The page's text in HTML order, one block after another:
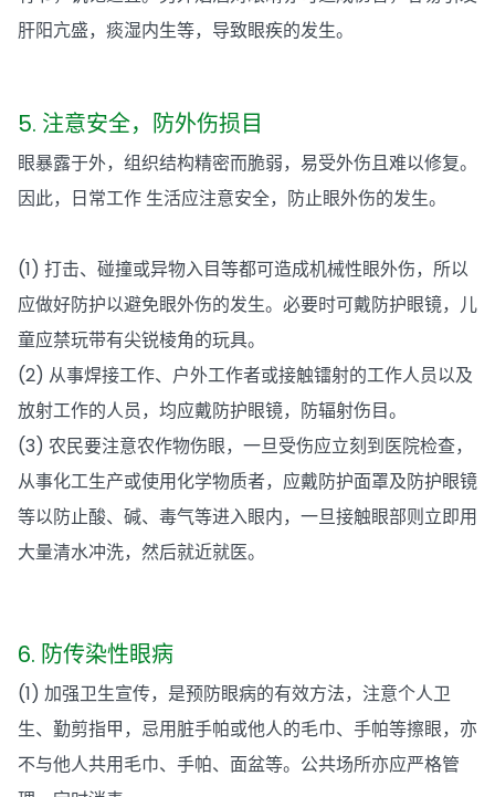
肝阳亢盛，痰湿内生等，导致眼疾的发生。
5. 注意安全，防外伤损目
眼暴露于外，组织结构精密而脆弱，易受外伤且难以修复。
因此，日常工作 生活应注意安全，防止眼外伤的发生。
(1) 打击、碰撞或异物入目等都可造成机械性眼外伤，所以
应做好防护以避免眼外伤的发生。必要时可戴防护眼镜，儿
童应禁玩带有尖锐棱角的玩具。
(2) 从事焊接工作、户外工作者或接触镭射的工作人员以及
放射工作的人员，均应戴防护眼镜，防辐射伤目。
(3) 农民要注意农作物伤眼，一旦受伤应立刻到医院检查，
从事化工生产或使用化学物质者，应戴防护面罩及防护眼镜
等以防止酸、碱、毒气等进入眼内，一旦接触眼部则立即用
大量清水冲洗，然后就近就医。
6. 防传染性眼病
(1) 加强卫生宣传，是预防眼病的有效方法，注意个人卫
生、勤剪指甲，忌用脏手帕或他人的毛巾、手帕等擦眼，亦
不与他人共用毛巾、手帕、面盆等。公共场所亦应严格管